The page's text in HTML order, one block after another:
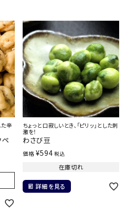
た辛
ペ
ちょっと口寂しいとき、「ピリッ」とした刺
激を！
わさび豆
価格 ¥594 税込
在庫切れ
詳細を見る